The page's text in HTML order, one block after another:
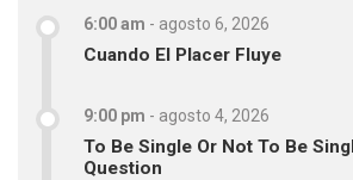
6:00 am - agosto 6, 2026
Cuando El Placer Fluye
9:00 pm - agosto 4, 2026
To Be Single Or Not To Be
Question